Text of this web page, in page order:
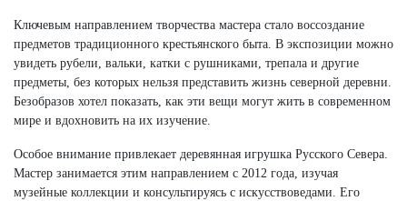
Ключевым направлением творчества мастера стало воссоздание
предметов традиционного крестьянского быта. В экспозиции можно
увидеть рубели, вальки, катки с рушниками, трепала и другие
предметы, без которых нельзя представить жизнь северной деревни.
Безобразов хотел показать, как эти вещи могут жить в современном
мире и вдохновить на их изучение.
Особое внимание привлекает деревянная игрушка Русского Севера.
Мастер занимается этим направлением с 2012 года, изучая
музейные коллекции и консультируясь с искусствоведами. Его